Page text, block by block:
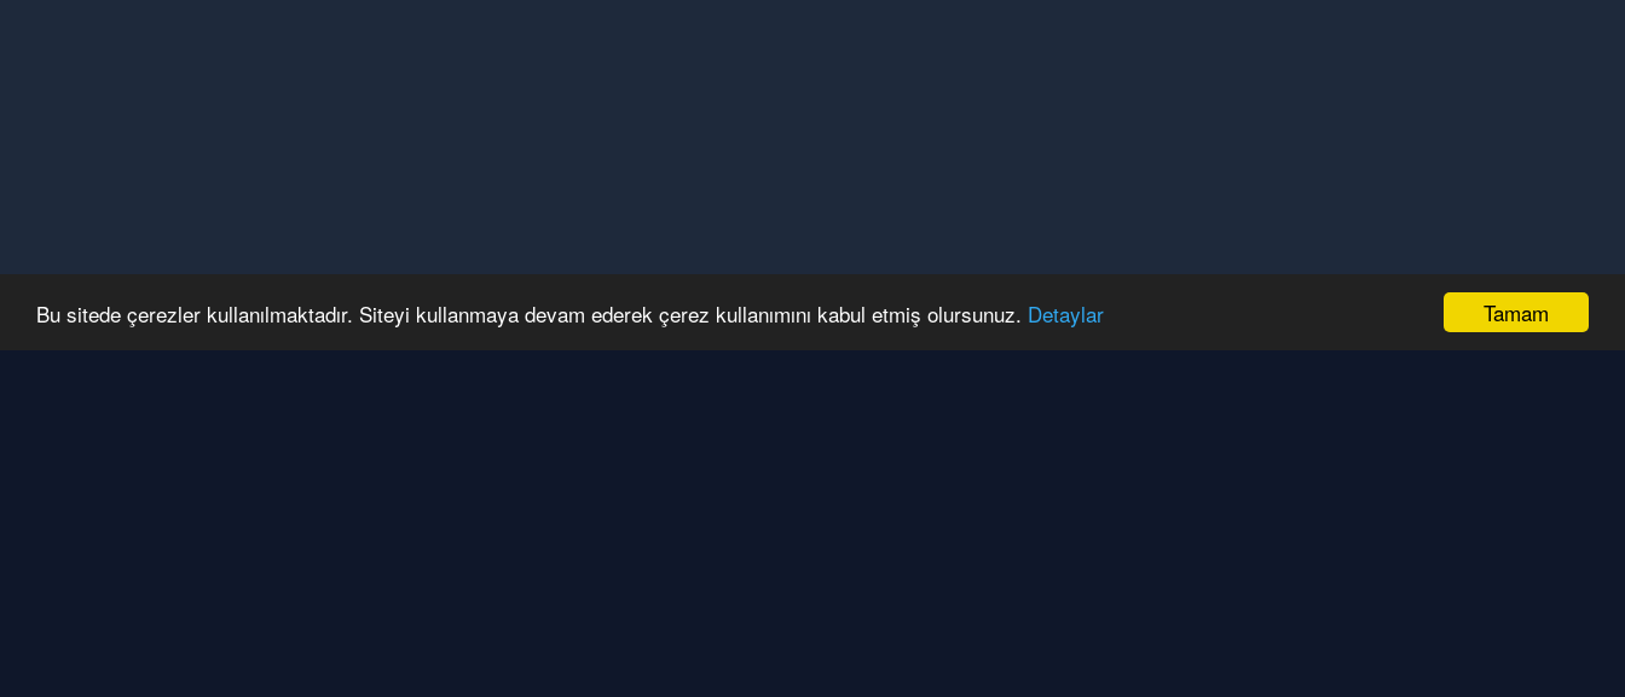
Tamam
Bu sitede çerezler kullanılmaktadır. Siteyi kullanmaya devam ederek çerez kullanımını kabul etmiş olursunuz. Detaylar